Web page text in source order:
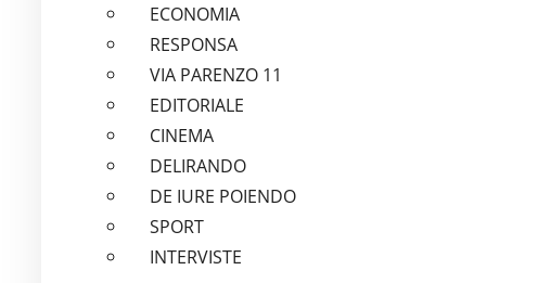
ECONOMIA
RESPONSA
VIA PARENZO 11
EDITORIALE
CINEMA
DELIRANDO
DE IURE POIENDO
SPORT
INTERVISTE